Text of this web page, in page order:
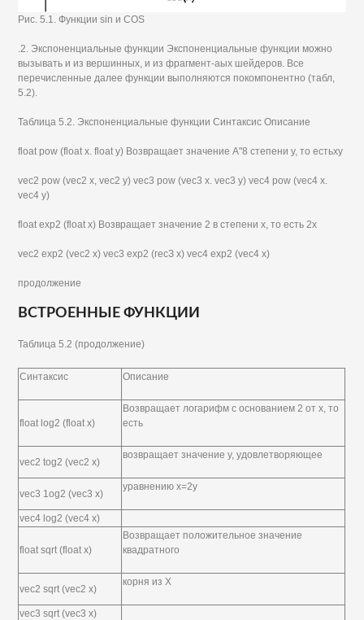
Рис. 5.1. Функции sin и COS
.2. Экспоненциальные функции Экспоненциальные функции можно
вызывать и из вершинных, и из фрагмент-аых шейдеров. Все
перечисленные далее функции выполняются покомпонентно (табл,
5.2).
Таблица 5.2. Экспоненциальные функции Синтаксис Описание
float pow (float х. float у) Возвращает значение А"8 степени у, то естьху
vec2 pow (vec2 х, vec2 у) vec3 pow (vec3 x. vec3 y) vec4 pow (vec4 x.
vec4 y)
float exp2 (float x) Возвращает значение 2 в степени х, то есть 2х
vec2 ехр2 (vec2 х) vec3 ехр2 (гесЗ х) vec4 ехр2 (vec4 х)
продолжение
ВСТРОЕННЫЕ ФУНКЦИИ
Таблица 5.2 (продолжение)
Синтаксис Описание
float log2 (float x)
Возвращает логарифм с основанием 2 от х, то
есть
vec2 tog2 (vec2 x)
возвращает значение у, удовлетворяющее
vec3 1og2 (vec3 x)
уравнению х=2у
vec4 log2 (vec4 x)
float sqrt (float x)
Возвращает положительное значение
квадратного
vec2 sqrt (vec2 x)
корня из X
vec3 sqrt (vec3 x)